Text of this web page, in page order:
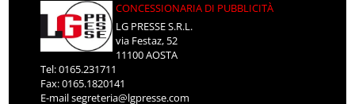
CONCESSIONARIA DI PUBBLICITÀ
LG PRESSE S.R.L.
via Festaz, 52
11100 AOSTA
Tel: 0165.231711
Fax: 0165.1820141
E-mailsegreteria@lgpresse.com